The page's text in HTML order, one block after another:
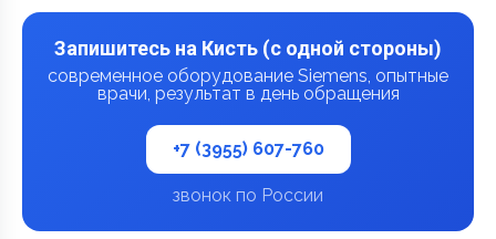
Запишитесь на Кисть (с одной стороны)
современное оборудование Siemens, опытные
врачи, результат в день обращения
+7 (3955) 607-760
звонок по России